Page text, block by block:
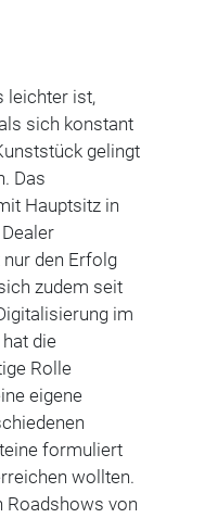
leichter ist,
sich konstant
gelingt
Das
Hauptsitz in
den Erfolg
zudem seit
im
die
Rolle
eigene
formuliert
wollten.
Roadshows von